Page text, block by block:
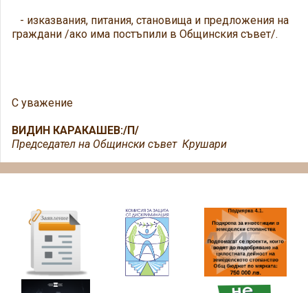
- изказвания, питания, становища и предложения на
граждани /ако има постъпили в Общинския съвет/.
С уважение
ВИДИН КАРАКАШЕВ:/П/
Председател на Общински съвет Крушари